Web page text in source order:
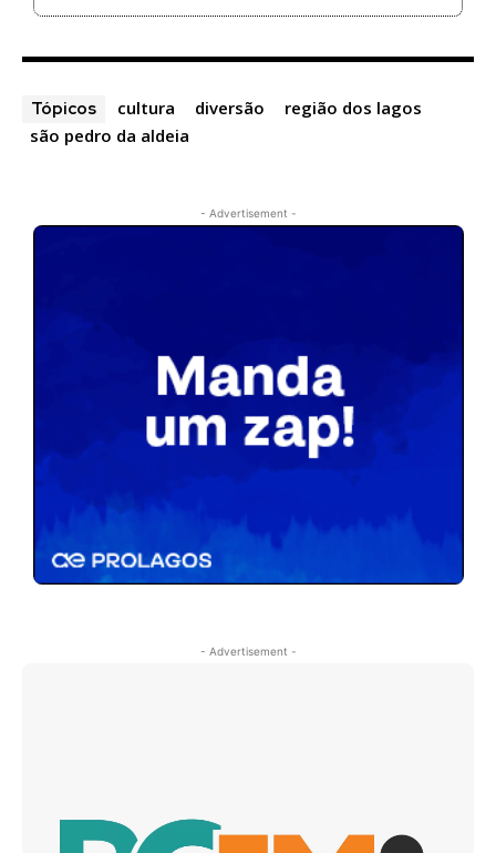
Tópicos cultura diversão
região dos lagos
são pedro da aldeia
- Advertisement -
- Advertisement -